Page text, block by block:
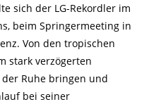
sich der LG-Rekordler im
beim Springermeeting in
Von den tropischen
stark verzögerten
Ruhe bringen und
bei seiner